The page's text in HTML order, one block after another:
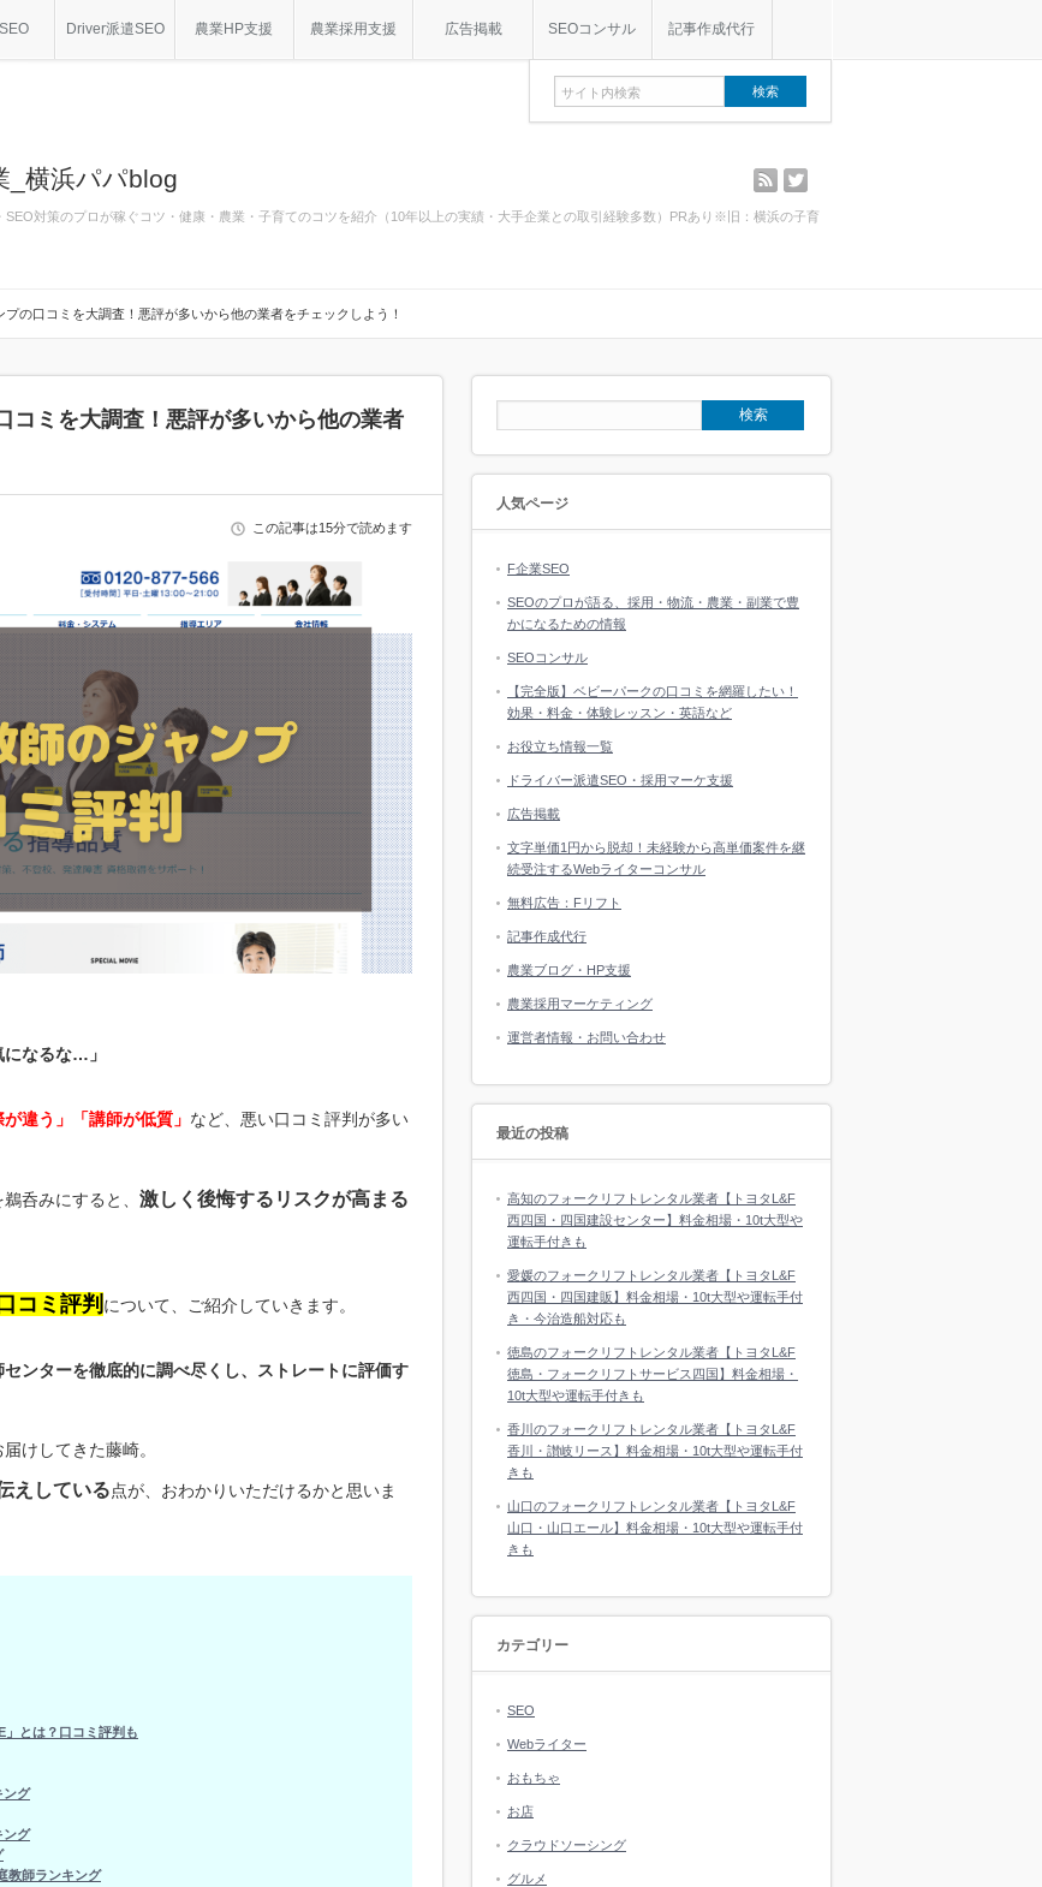
Driver派遣SEO 農業HP支援 農業採用支援 広告掲載 SEOコンサル 記事作成代行
_横浜パパblog
対策のプロが稼ぐコツ・健康・農業・子育てのコツを紹介（10年以上の実績・大手企業との取引経験多数）PRあり※旧：横浜の子育
rss
プの口コミを大調査！悪評が多いから他の業者をチェックしよう！
コミを大調査！悪評が多いから他の業者
この記事は15分で読めます
になるな…」
が違う」「講師が低質」 など、悪い口コミ評判が多い
呑みにすると、 激しく後悔するリスクが高まる
コミ評判 について、ご紹介していきます。
ンターを徹底的に調べ尽くし、ストレートに評価す
けしてきた藤崎。
えしている点が、おわかりいただけるかと思いま
」とは？口コミ評判も
ング
ング
教師ランキング
人気ページ
F企業SEO
SEOのプロが語る、採用・物流・農業・副業で豊
かになるための情報
SEOコンサル
【完全版】ベビーパークの口コミを網羅したい！
効果・料金・体験レッスン・英語など
お役立ち情報一覧
ドライバー派遣SEO・採用マーケ支援
広告掲載
文字単価1円から脱却！未経験から高単価案件を継
続受注するWebライターコンサル
無料広告：Fリフト
記事作成代行
農業ブログ・HP支援
農業採用マーケティング
運営者情報・お問い合わせ
最近の投稿
高知のフォークリフトレンタル業者【トヨタL&F
西四国・四国建設センター】料金相場・10t大型や
運転手付きも
愛媛のフォークリフトレンタル業者【トヨタL&F
西四国・四国建販】料金相場・10t大型や運転手付
き・今治造船対応も
徳島のフォークリフトレンタル業者【トヨタL&F
徳島・フォークリフトサービス四国】料金相場・
10t大型や運転手付きも
香川のフォークリフトレンタル業者【トヨタL&F
香川・讃岐リース】料金相場・10t大型や運転手付
きも
山口のフォークリフトレンタル業者【トヨタL&F
山口・山口エール】料金相場・10t大型や運転手付
きも
カテゴリー
SEO
Webライター
おもちゃ
お店
クラウドソーシング
グルメ